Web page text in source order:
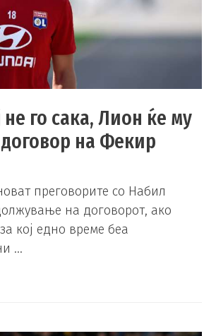
не го сака, Лион ќе му
на Фекир
преговорите со Набил
на договорот, ако
кој едно време беа
…